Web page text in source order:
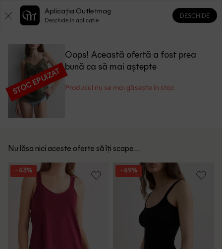
0 0
STOC EPUIZAT
Oops! Această ofertă a fost prea
bună ca să mai aștepte
Produsul nu se mai găsește în stoc
Nu lăsa nici aceste oferte să îți scape...
- 43% - 49%
Aplicația Outletmag
Deschide în aplicație
DESCHIDE